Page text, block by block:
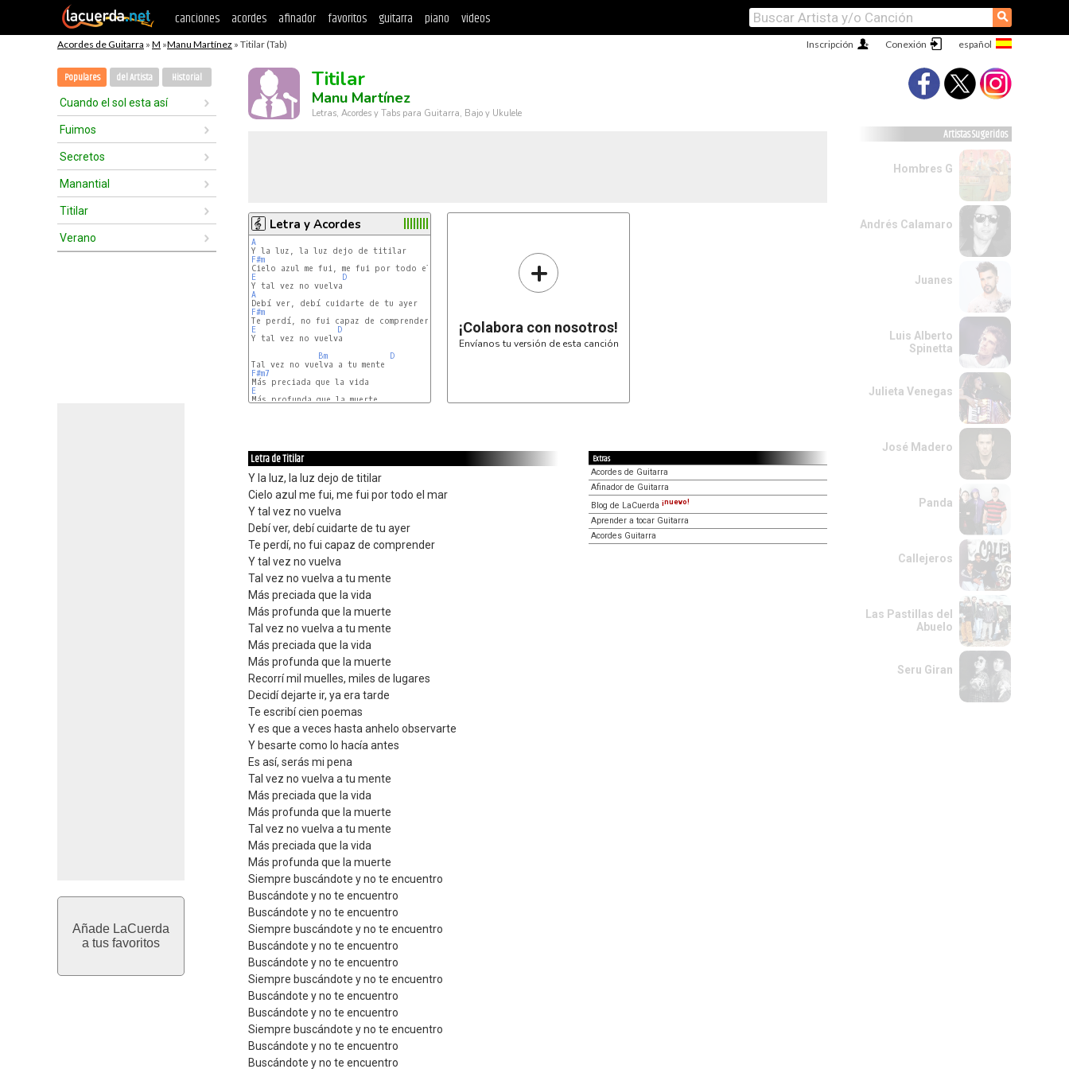
canciones acordes afinador favoritos guitarra piano videos ⚲
Acordes de Guitarra » M »Manu Martínez » Titilar (Tab) Conexión
Inscripción
Populares del Artista Historial
Cuando el sol esta así
Fuimos
Secretos
Manantial
Titilar
Verano
Añade LaCuerda
a tus favoritos
Titilar
Manu Martínez
Letras, Acordes y Tabs para Guitarra, Bajo y Ukulele
Letra y Acordes
A
F#m
E
D
A
F#m
E
D
Y tal vez no vuelva
Bm
D
F#m7
E
+
¡Colabora con nosotros!
Envíanos tu versión de esta canción
Letra de Titilar
Y la luz, la luz dejo de titilar
Cielo azul me fui, me fui por todo el mar
Y tal vez no vuelva
Debí ver, debí cuidarte de tu ayer
Te perdí, no fui capaz de comprender
Y tal vez no vuelva
Tal vez no vuelva a tu mente
Más preciada que la vida
Más profunda que la muerte
Tal vez no vuelva a tu mente
Más preciada que la vida
Más profunda que la muerte
Recorrí mil muelles, miles de lugares
Decidí dejarte ir, ya era tarde
Te escribí cien poemas
Y es que a veces hasta anhelo observarte
Y besarte como lo hacía antes
Es así, serás mi pena
Tal vez no vuelva a tu mente
Más preciada que la vida
Más profunda que la muerte
Tal vez no vuelva a tu mente
Más preciada que la vida
Más profunda que la muerte
Siempre buscándote y no te encuentro
Buscándote y no te encuentro
Buscándote y no te encuentro
Siempre buscándote y no te encuentro
Buscándote y no te encuentro
Buscándote y no te encuentro
Siempre buscándote y no te encuentro
Buscándote y no te encuentro
Buscándote y no te encuentro
Siempre buscándote y no te encuentro
Buscándote y no te encuentro
Buscándote y no te encuentro
Extras
Acordes de Guitarra
Afinador de Guitarra
Blog de LaCuerda ¡nuevo!
Aprender a tocar Guitarra
Acordes Guitarra
Artistas Sugeridos
Hombres G
Andrés Calamaro
Juanes
Luis Alberto
Spinetta
Julieta Venegas
José Madero
Panda
Callejeros
Las Pastillas del
Abuelo
Seru Giran